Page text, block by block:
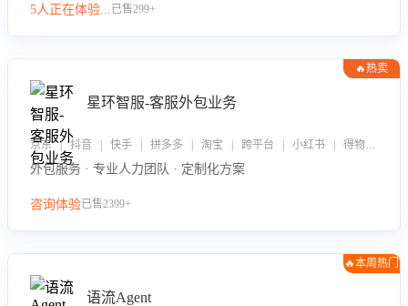
5人正在体验...已售299+
🔥热卖
星环智服-客服外包业务
京东 | 抖音 | 快手 | 拼多多 | 淘宝 | 跨平台 | 小红书 | 得物 | 企业微信
外包服务 · 专业人力团队 · 定制化方案
咨询体验已售2399+
🔥本周热门
语流Agent